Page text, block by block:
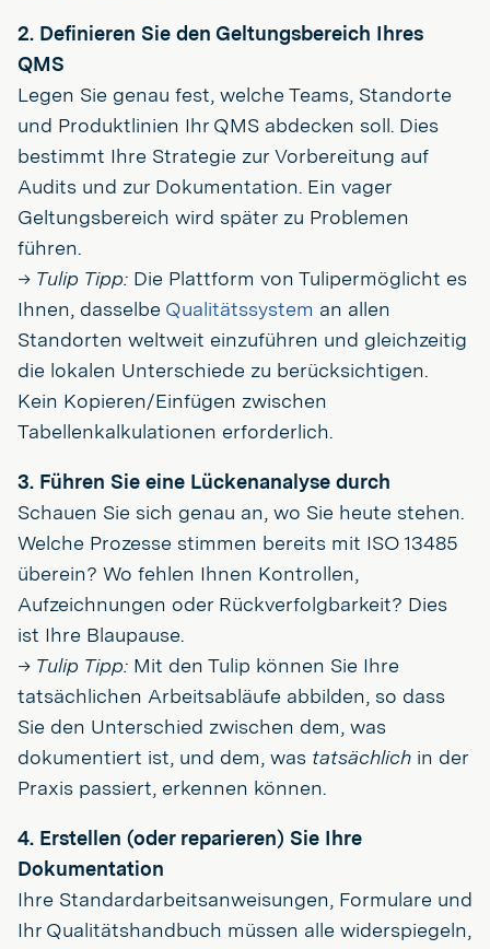
2. Definieren Sie den Geltungsbereich Ihres
QMS
Legen Sie genau fest, welche Teams, Standorte
und Produktlinien Ihr QMS abdecken soll. Dies
bestimmt Ihre Strategie zur Vorbereitung auf
Audits und zur Dokumentation. Ein vager
Geltungsbereich wird später zu Problemen
führen.
→ Tulip Tipp: Die Plattform von Tulipermöglicht es
Ihnen, dasselbe Qualitätssystem an allen
Standorten weltweit einzuführen und gleichzeitig
die lokalen Unterschiede zu berücksichtigen.
Kein Kopieren/Einfügen zwischen
Tabellenkalkulationen erforderlich.
3. Führen Sie eine Lückenanalyse durch
Schauen Sie sich genau an, wo Sie heute stehen.
Welche Prozesse stimmen bereits mit ISO 13485
überein? Wo fehlen Ihnen Kontrollen,
Aufzeichnungen oder Rückverfolgbarkeit? Dies
ist Ihre Blaupause.
→ Tulip Tipp: Mit den Tulip können Sie Ihre
tatsächlichen Arbeitsabläufe abbilden, so dass
Sie den Unterschied zwischen dem, was
dokumentiert ist, und dem, was tatsächlich in der
Praxis passiert, erkennen können.
4. Erstellen (oder reparieren) Sie Ihre
Dokumentation
Ihre Standardarbeitsanweisungen, Formulare und
Ihr Qualitätshandbuch müssen alle widerspiegeln,